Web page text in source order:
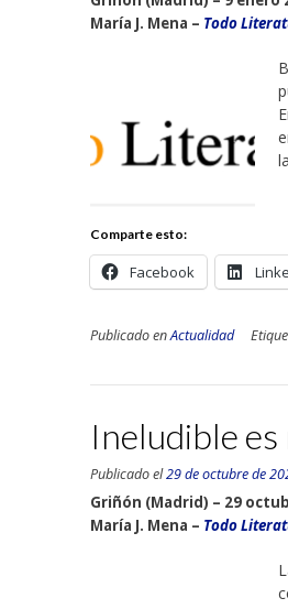
María J. Mena – Todo
Comparte esto:
Facebook
Publicado enActualidad
Ineludible
Publicado el29 de octubre de
Griñón (Madrid) – 29
María J. Mena – Todo